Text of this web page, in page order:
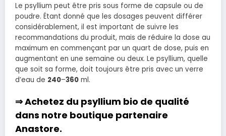
Le psyllium peut être pris sous forme de capsule ou de
poudre. Étant donné que les dosages peuvent différer
considérablement, il est important de suivre les
recommandations du produit, mais de réduire la dose au
maximum en commençant par un quart de dose, puis en
augmentant en une semaine ou deux. Le psyllium, quelle
que soit sa forme, doit toujours être pris avec un verre
d’eau de 240–360 ml.
⇒ Achetez du psyllium bio de qualité
dans notre boutique partenaire
Anastore.